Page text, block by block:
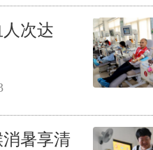
次达
暑享清